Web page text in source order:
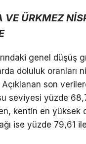
VE ÜRKMEZ
genel düşüş
doluluk oranları
son
su seviyesi yüzde
kentin en yüksek
ise yüzde 79,61